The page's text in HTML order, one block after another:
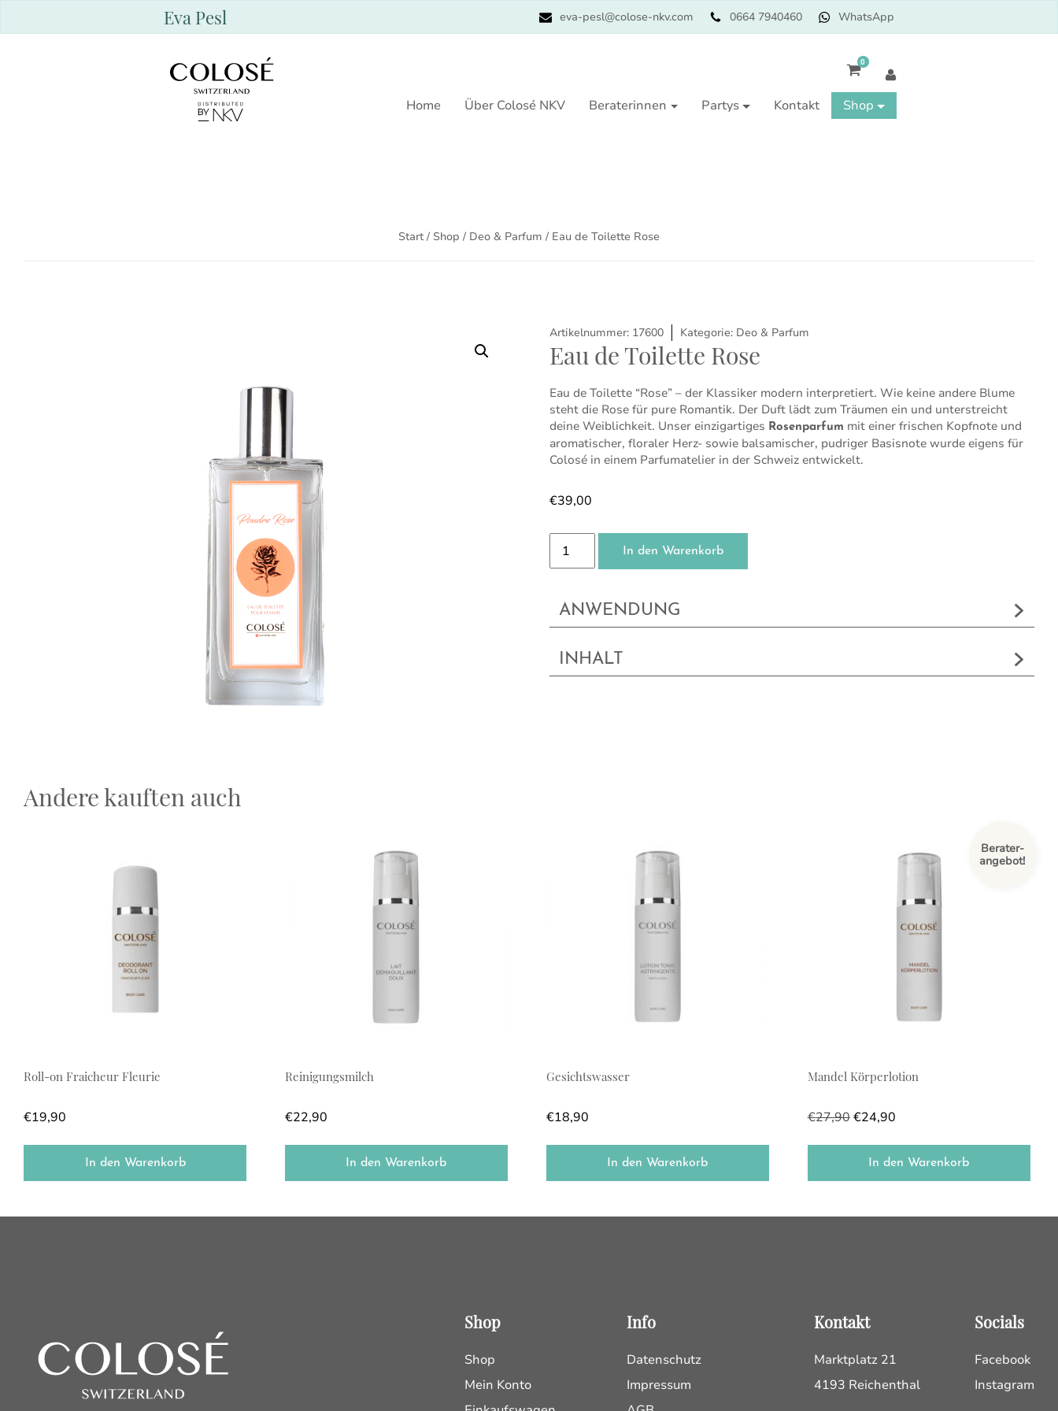
Eva Pesl eva-pesl@colose-nkv.com 0664 7940460 WhatsApp
0
Home Über Colosé NKV Beraterinnen Partys Kontakt Shop
Start/ Shop / Deo & Parfum / Eau de Toilette Rose
Artikelnummer: 17600 Kategorie: Deo & Parfum
Eau de Toilette Rose
Eau de Toilette “Rose” – der Klassiker modern interpretiert. Wie keine andere Blume
steht die Rose für pure Romantik. Der Duft lädt zum Träumen ein und unterstreicht
deine Weiblichkeit. Unser einzigartiges Rosenparfum mit einer frischen Kopfnote und
aromatischer, floraler Herz- sowie balsamischer, pudriger Basisnote wurde eigens für
Colosé in einem Parfumatelier in der Schweiz entwickelt.
€39,00
Eau de Toilette Rose Menge
In den Warenkorb
ANWENDUNG
INHALT
Andere kauften auch
Roll-on Fraicheur Fleurie
€19,90
In den Warenkorb
Reinigungsmilch
€22,90
In den Warenkorb
Gesichtswasser
€18,90
In den Warenkorb
Berater-
angebot!
Mandel Körperlotion
€27,90€24,90
In den Warenkorb
Shop
Shop
Mein Konto
Info
Datenschutz
Impressum
Kontakt
Marktplatz 21
4193 Reichenthal
Socials
Facebook
Instagram